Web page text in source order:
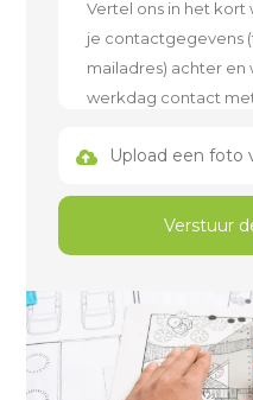
Upload een foto
Verstuur